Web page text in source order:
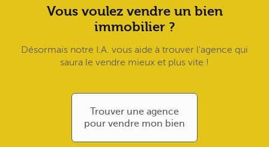
Vous voulez vendre un bien
immobilier ?
Désormais notre I.A. vous aide à trouver l'agence qui
saura le vendre mieux et plus vite !
Trouver une agence
pour vendre mon bien